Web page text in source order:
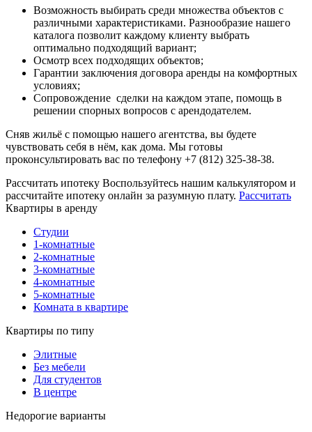
Возможность выбирать среди множества объектов с
различными характеристиками. Разнообразие нашего
каталога позволит каждому клиенту выбрать
оптимально подходящий вариант;
Осмотр всех подходящих объектов;
Гарантии заключения договора аренды на комфортных
условиях;
Сопровождение сделки на каждом этапе, помощь в
решении спорных вопросов с арендодателем.
Сняв жильё с помощью нашего агентства, вы будете
чувствовать себя в нём, как дома. Мы готовы
проконсультировать вас по телефону +7 (812) 325-38-38.
Рассчитать ипотеку Воспользуйтесь нашим калькулятором и
рассчитайте ипотеку онлайн за разумную плату. Рассчитать
Квартиры в аренду
Студии
1-комнатные
2-комнатные
3-комнатные
4-комнатные
5-комнатные
Комната в квартире
Квартиры по типу
Элитные
Без мебели
Для студентов
В центре
Недорогие варианты